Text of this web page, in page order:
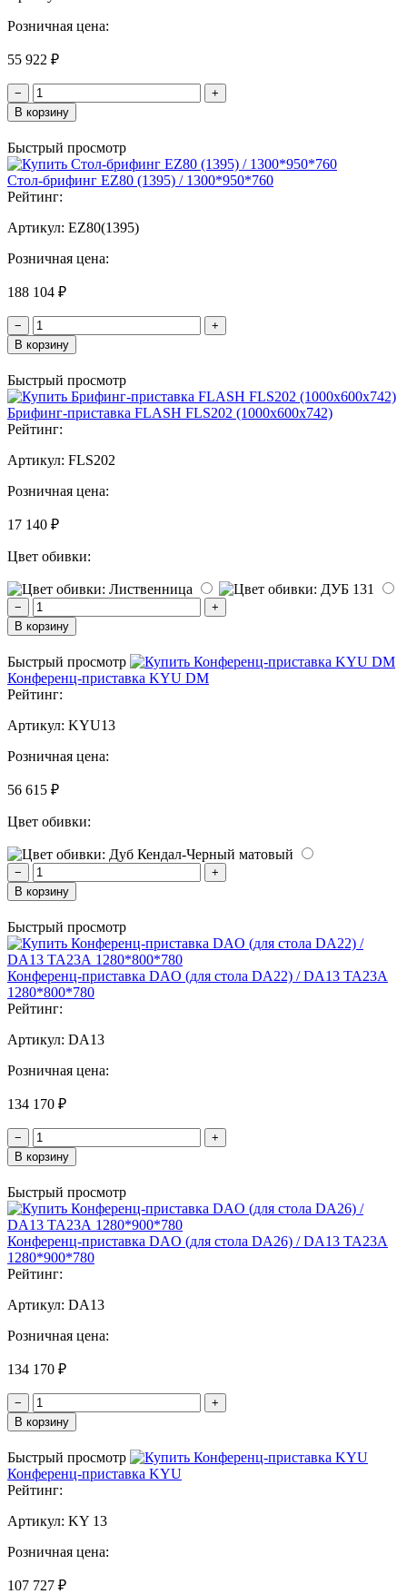
Розничная цена:
55 922 ₽
−
+
В корзину
Быстрый просмотр
Стол-брифинг EZ80 (1395) / 1300*950*760
Рейтинг:
Артикул: EZ80(1395)
Розничная цена:
188 104 ₽
−
+
В корзину
Быстрый просмотр
Брифинг-приставка FLASH FLS202 (1000х600х742)
Рейтинг:
Артикул: FLS202
Розничная цена:
17 140 ₽
Цвет обивки:
−
+
В корзину
Быстрый просмотр
Конференц-приставка KYU DM
Рейтинг:
Артикул: KYU13
Розничная цена:
56 615 ₽
Цвет обивки:
−
+
В корзину
Быстрый просмотр
Конференц-приставка DAO (для стола DA22) / DA13 ТА23А
1280*800*780
Рейтинг:
Артикул: DA13
Розничная цена:
134 170 ₽
−
+
В корзину
Быстрый просмотр
Конференц-приставка DAO (для стола DA26) / DA13 ТА23А
1280*900*780
Рейтинг:
Артикул: DA13
Розничная цена:
134 170 ₽
−
+
В корзину
Быстрый просмотр
Конференц-приставка KYU
Рейтинг:
Артикул: KY 13
Розничная цена:
107 727 ₽